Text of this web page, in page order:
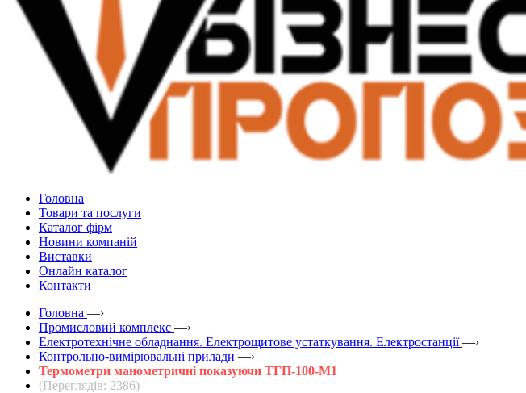
Головна
Товари та послуги
Каталог фірм
Новини компаній
Виставки
Онлайн каталог
Контакти
Головна —›
Промисловий комплекс —›
Електротехнічне обладнання. Електрощитове устаткування. Електростанції —›
Контрольно-вимірювальні прилади —›
Термометри манометричні показуючи ТГП-100-М1
(Переглядів: 2386)